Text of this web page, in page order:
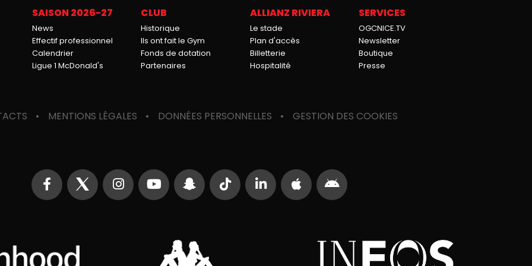
SAISON 2026-27
News
Effectif professionnel
Calendrier
Ligue 1 McDonald's
CLUB
Historique
Ils ont fait le Gym
Fonds de dotation
Partenaires
ALLIANZ RIVIERA
Le stade
Plan d'accès
Billetterie
Hospitalité
SERVICES
OGCNICE.TV
Newsletter
Boutique
Presse
MENTIONS LÉGALES DONNÉES PERSONNELLES GESTION DES COOKIES